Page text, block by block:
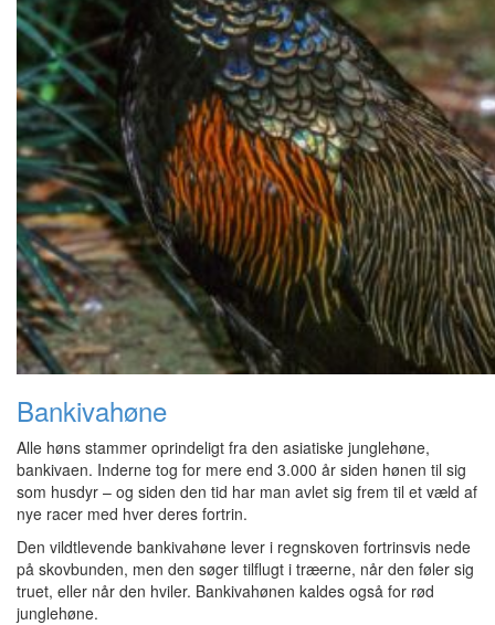
Bankivahøne
Alle høns stammer oprindeligt fra den asiatiske junglehøne,
bankivaen. Inderne tog for mere end 3.000 år siden hønen til sig
som husdyr – og siden den tid har man avlet sig frem til et væld af
nye racer med hver deres fortrin.
Den vildtlevende bankivahøne lever i regnskoven fortrinsvis nede
på skovbunden, men den søger tilflugt i træerne, når den føler sig
truet, eller når den hviler. Bankivahønen kaldes også for rød
junglehøne.